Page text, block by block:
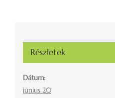
Részletek
Dátum:
június 20